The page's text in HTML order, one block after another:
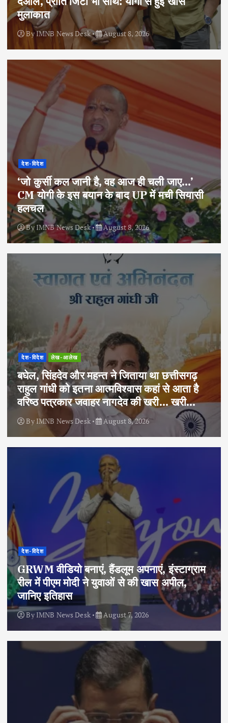
मुलाकात
ByIMNB News Desk August 8, 2026
देश-विदेश
‘जो कुर्सी कल जानी है, वह आज ही चली जाए…’
CM योगी के इस बयान के बाद UP में मची सियासी
हलचल
ByIMNB News Desk August 8, 2026
देश-विदेश लेख-आलेख
बघेल, सिंहदेव और महन्त ने जिताया था छत्तीसगढ़
राहुल गांधी को इतना आत्मविश्वास कहां से आता है
वरिष्ठ पत्रकार जवाहर नागदेव की खरी… खरी…
By IMNB News Desk August 8, 2026
देश-विदेश
GRWM वीडियो बनाएं, हैंडलूम अपनाएं, इंस्टाग्राम
रील में पीएम मोदी ने युवाओं से की खास अपील,
जानिए इतिहास
By IMNB News Desk August 7, 2026